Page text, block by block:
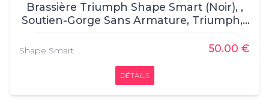
Brassière Triumph Shape Smart (Noir), ,
Soutien-Gorge Sans Armature, Triumph, ,
56% Polyamide, 31% Elasthanne, 13%
Shape Smart 50.00 €
DÉTAILS